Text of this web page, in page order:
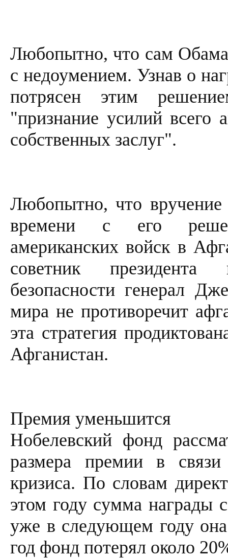
Любопытно, что сам
с недоумением. Узнав о
потрясен этим
"признание усилий всего
собственных заслуг".
Любопытно, что
времени с его
американских войск в
советник
безопасности генерал
мира не противоречит
эта стратегия
Афганистан.
Премия уменьшится
Нобелевский фонд
размера премии в связи
кризиса. По словам
этом году сумма награды
уже в следующем году
год фонд потерял около